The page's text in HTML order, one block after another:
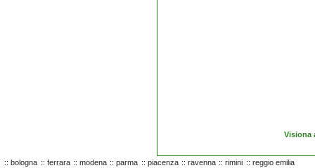
Visiona
:: bologna :: ferrara :: modena :: parma :: piacenza :: ravenna :: rimini :: reggio emilia